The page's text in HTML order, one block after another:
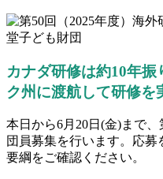
カナダ研修は約10年
ク州に渡航して研修を
本日から6月 20日 (金)まで、
団員募集を行います。応
要綱をご確認ください。